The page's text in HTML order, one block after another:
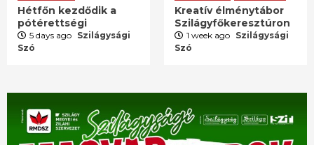
Hétfőn kezdődik a
pótérettségi
5 days ago Szilágysági
Szó
Kreatív élménytábor
Szilágyfőkeresztúron
1 week ago Szilágysági
Szó